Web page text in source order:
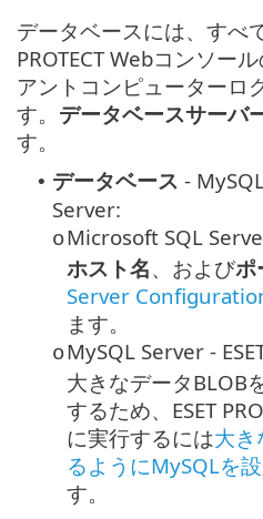
データベースには、すべ
PROTECT Webコンソー
アントコンピューターロ
す。 データベースサーバ
す。
• データベース -
Server:
oMicrosoft SQL
ホスト名、およびポ
Server
ます。
oMySQL Server -
大きなデータBLOB
するため、ESET
に実行するには大き
るようにMySQLを
す。